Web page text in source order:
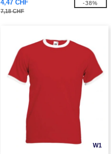
4,47 CHF
7,18 CHF
-38%
W1